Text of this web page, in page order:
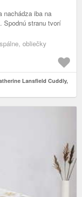
nachádza iba na
Spodnú stranu tvorí
obliečky
Lansfield Cuddly,